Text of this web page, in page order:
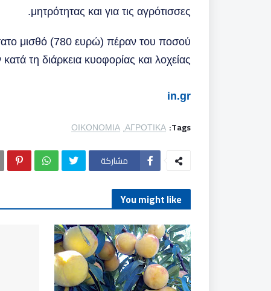
μητρότητας και για τις αγρότισσες.
μισθό (780 ευρώ) πέραν του ποσού
τη διάρκεια κυοφορίας και λοχείας.
in.gr
Tags:
ΑΓΡΟΤΙΚΑ
ΟΙΚΟΝΟΜΙΑ
مشاركة
You might like